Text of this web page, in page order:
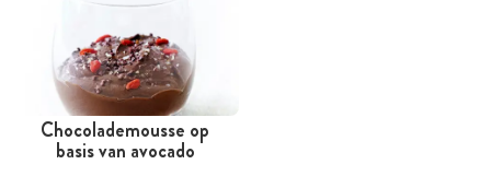
Chocolademousse op
basis van avocado